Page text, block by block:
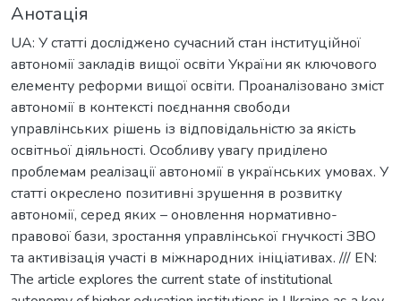
Анотація
UA: У статті досліджено сучасний стан інституційної
автономії закладів вищої освіти України як ключового
елементу реформи вищої освіти. Проаналізовано зміст
автономії в контексті поєднання свободи
управлінських рішень із відповідальністю за якість
освітньої діяльності. Особливу увагу приділено
проблемам реалізації автономії в українських умовах. У
статті окреслено позитивні зрушення в розвитку
автономії, серед яких – оновлення нормативно-
правової бази, зростання управлінської гнучкості ЗВО
та активізація участі в міжнародних ініціативах. /// EN:
The article explores the current state of institutional